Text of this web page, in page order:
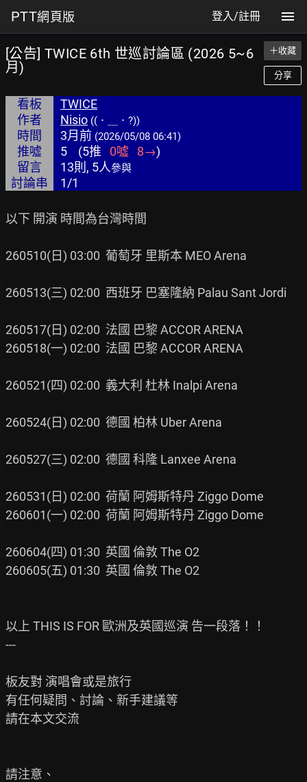
PTT網頁版 登入/註冊
[公告] TWICE 6th 世巡討論區 (2026 5~6
月)
＋收藏
分享
看板
TWICE
作者
Nisio ((．＿．?))
時間 3月前 (2026/05/08 06:41)
推噓 5 (5推 0噓 8→)
留言
13則, 5人參與
討論串 1/1
以下 開演 時間為台灣時間
260510(日) 03:00  葡萄牙 里斯本 MEO Arena
260513(三) 02:00  西班牙 巴塞隆納 Palau Sant Jordi
260517(日) 02:00  法國 巴黎 ACCOR ARENA
260518(一) 02:00  法國 巴黎 ACCOR ARENA
260521(四) 02:00  義大利 杜林 Inalpi Arena
260524(日) 02:00  德國 柏林 Uber Arena
260527(三) 02:00  德國 科隆 Lanxee Arena
260531(日) 02:00  荷蘭 阿姆斯特丹 Ziggo Dome
260601(一) 02:00  荷蘭 阿姆斯特丹 Ziggo Dome
260604(四) 01:30  英國 倫敦 The O2
260605(五) 01:30  英國 倫敦 The O2
以上 THIS IS FOR 歐洲及英國巡演 告一段落！！
---
板友對 演唱會或是旅行
有任何疑問、討論、新手建議等
請在本文交流
請注意、